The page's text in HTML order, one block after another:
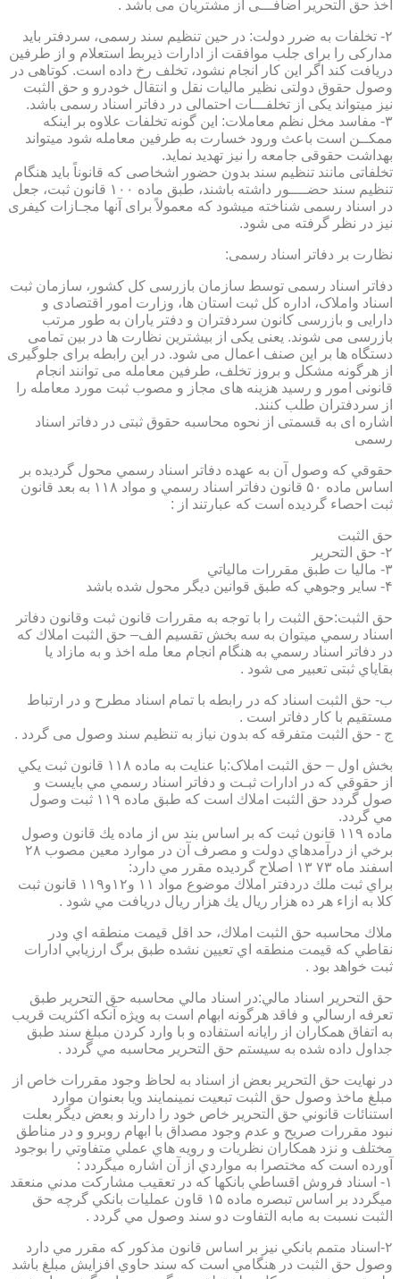
اخذ حق التحریر اضافـــی از مشتریان می باشد .
۲- تخلفات به ضرر دولت: در حین تنظیم سند رسمی، سردفتر باید
مدارکی را برای جلب موافقت از ادارات ذیربط استعلام و از طرفین
دریافت کند اگر این کار انجام نشود، تخلف رخ داده است. کوتاهی در
وصول حقوق دولتی نظیر مالیات نقل و انتقال خودرو و حق الثبت
نیز میتواند یکی از تخلفـــات احتمالی در دفاتر اسناد رسمی باشد.
۳- مفاسد مخل نظم معاملات: این گونه تخلفات علاوه بر اینکه
ممکــن است باعث ورود خسارت به طرفین معامله شود میتواند
بهداشت حقوقی جامعه را نیز تهدید نماید.
تخلفاتی مانند تنظیم سند بدون حضور اشخاصی که قانوناً باید هنگام
تنظیم سند حضــــور داشته باشند، طبق ماده ۱۰۰ قانون ثبت، جعل
در اسناد رسمی شناخته میشود که معمولاً برای آنها مجـازات کیفری
نیز در نظر گرفته می شود.
نظارت بر دفاتر اسناد رسمی:
دفاتر اسناد رسمی توسط سازمان بازرسی کل کشور، سازمان ثبت
اسناد واملاک، اداره کل ثبت استان ها، وزارت امور اقتصادی و
دارایی و بازرسی کانون سردفتران و دفتر یاران به طور مرتب
بازرسی می شوند. یعنی یکی از بیشترین نظارت ها در بین تمامی
دستگاه ها بر این صنف اعمال می شود. در این رابطه برای جلوگیری
از هرگونه مشکل و بروز تخلف، طرفین معامله می توانند انجام
قانونی امور و رسید هزینه های مجاز و مصوب ثبت مورد معامله را
از سردفتران طلب کنند.
اشاره ای به قسمتی از نحوه محاسبه حقوق ثبتی در دفاتر اسناد
رسمی
حقوقي كه وصول آن به عهده دفاتر اسناد رسمي محول گرديده بر
اساس ماده ۵۰ قانون دفاتر اسناد رسمي و مواد ۱۱۸ به بعد قانون
ثبت احصاء گرديده است كه عبارتند از :
حق الثبت
۲- حق التحرير
۳- ماليا ت طبق مقررات مالياتي
۴- ساير وجوهي كه طبق قوانين ديگر محول شده باشد
حق الثبت:حق الثبت را با توجه به مقررات قانون ثبت وقانون دفاتر
اسناد رسمي ميتوان به سه بخش تقسيم الف– حق الثبت املاك كه
در دفاتر اسناد رسمي به هنگام انجام معا مله اخذ و به مازاد يا
بقاياي ثبتی تعبیر می شود .
ب- حق الثبت اسناد كه در رابطه با تمام اسناد مطرح و در ارتباط
مستقيم با كار دفاتر است .
ج - حق الثبت متفرقه كه بدون نياز به تنظیم سند وصول می گردد .
بخش اول – حق الثبت املاک:با عنايت به ماده ۱۱۸ قانون ثبت يكي
از حقوقي كه در ادارات ثبـت و دفاتر اسناد رسمي مي بايست و
صول گردد حق الثبت املاك است كه طبق ماده ۱۱۹ ثبت وصول
مي گردد.
ماده ۱۱۹ قانون ثبت كه بر اساس بند س از ماده يك قانون وصول
برخي از درآمدهاي دولت و مصرف آن در موارد معين مصوب ۲۸
اسفند ماه ۷۳ ۱۳ اصلاح گرديده مقرر مي دارد:
براي ثبت ملك دردفتر املاك موضوع مواد ۱۱ و۱۲و۱۱۹ قانون ثبت
كلا به ازاء هر ده هزار ريال يك هزار ريال دريافت مي شود .
ملاك محاسبه حق الثبت املاك، حد اقل قيمت منطقه اي ودر
نقاطي كه قيمت منطقه اي تعيين نشده طبق برگ ارزيابي ادارات
ثبت خواهد بود .
حق التحرير اسناد مالي:در اسناد مالي محاسبه حق التحرير طبق
تعرفه ارسالي و فاقد هرگونه ابهام است به ويژه آنكه اكثريت قريب
به اتفاق همكاران از رايانه استفاده و با وارد كردن مبلغ سند طبق
جداول داده شده به سيستم حق التحرير محاسبه مي گردد .
در نهايت حق التحرير بعض از اسناد به لحاظ وجود مقررات خاص از
مبلغ ماخذ وصول حق الثبت تبعيت نمينمايند ويا بعنوان موارد
استنائات قانوني حق التحرير خاص خود را دارند و بعض ديگر بعلت
نبود مقررات صريح و عدم وجود مصداق با ابهام روبرو و در مناطق
مختلف و نزد همكاران نظريات و رويه هاي عملي متفاوتي را بوجود
آورده است كه مختصرا به مواردي از آن اشاره ميگردد :
۱- اسناد فروش اقساطي بانكها كه در تعقيب مشاركت مدني منعقد
ميگردد بر اساس تبصره ماده ۱۵ قاون عمليات بانكي گرچه حق
الثبت نسبت به مابه التفاوت دو سند وصول مي گردد .
۲-اسناد متمم بانكي نيز بر اساس قانون مذكور كه مقرر مي دارد
وصول حق الثبت در هنگامي است كه سند حاوي افزايش مبلغ باشد